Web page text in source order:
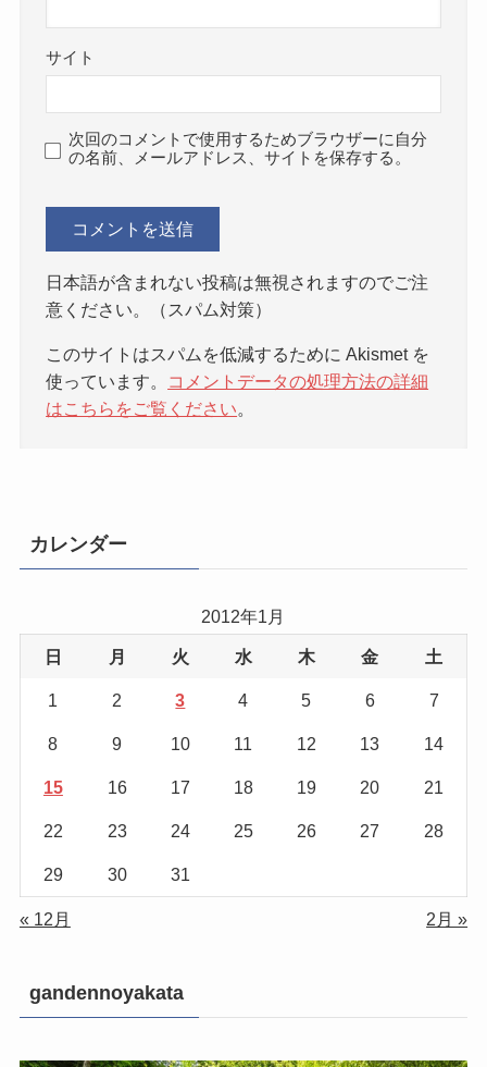
サイト
次回のコメントで使用するためブラウザーに自分
の名前、メールアドレス、サイトを保存する。
日本語が含まれない投稿は無視されますのでご注
意ください。（スパム対策）
このサイトはスパムを低減するために Akismet を
使っています。
コメントデータの処理方法の詳細
はこちらをご覧ください。
カレンダー
2012年1月
日 月 火 水 木 金 土
1 2 3 4 5 6 7
8 9 10 11 12 13 14
15 16 17 18 19 20 21
22 23 24 25 26 27 28
29 30 31
« 12月 2月 »
gandennoyakata